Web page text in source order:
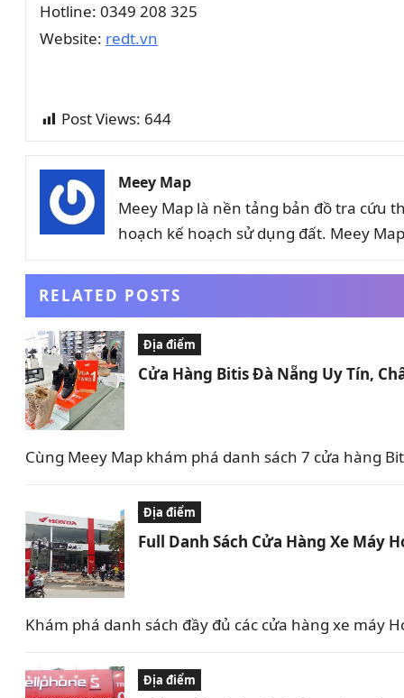
Hotline: 0349 208 325
Website: redt.vn
Post Views: 644
Meey Map
Meey Map là nền tảng bản đồ tra cứu
hoạch kế hoạch sử dụng đất. Meey
RELATED POSTS
Địa điểm
Cửa Hàng Bitis Đà Nẵng Uy Tín,
Cùng Meey Map khám phá danh sách 7 cửa hàng
Địa điểm
Full Danh Sách Cửa Hàng Xe Máy
Khám phá danh sách đầy đủ các cửa hàng xe máy
Địa điểm